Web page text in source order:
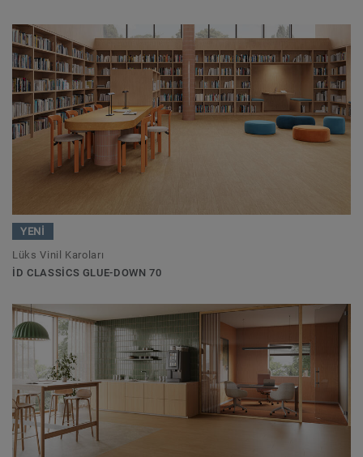
YENİ
Lüks Vinil Karoları
ID CLASSICS GLUE-DOWN 70